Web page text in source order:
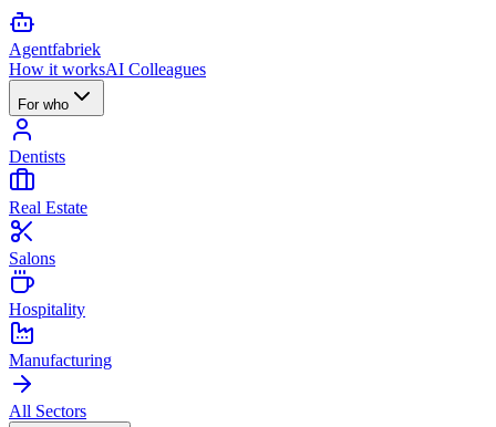
Agentfabriek
How it worksAI Colleagues
For who
Dentists
Real Estate
Salons
Hospitality
Manufacturing
All Sectors